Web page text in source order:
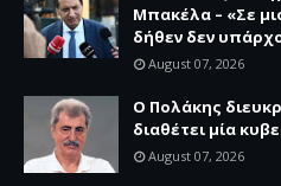
Μπακέλα – «Σε
δήθεν δεν
August 07, 2026
Ο Πολάκης
διαθέτει μία
August 07, 2026